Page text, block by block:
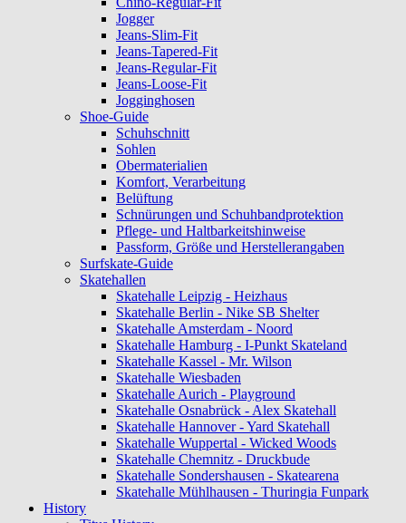
Jogger
Jeans-Slim-Fit
Jeans-Tapered-Fit
Jeans-Regular-Fit
Jeans-Loose-Fit
Jogginghosen
Shoe-Guide
Schuhschnitt
Sohlen
Obermaterialien
Komfort, Verarbeitung
Belüftung
Schnürungen und Schuhbandprotektion
Pflege- und Haltbarkeitshinweise
Passform, Größe und Herstellerangaben
Surfskate-Guide
Skatehallen
Skatehalle Leipzig - Heizhaus
Skatehalle Berlin - Nike SB Shelter
Skatehalle Amsterdam - Noord
Skatehalle Hamburg - I-Punkt Skateland
Skatehalle Kassel - Mr. Wilson
Skatehalle Wiesbaden
Skatehalle Aurich - Playground
Skatehalle Osnabrück - Alex Skatehall
Skatehalle Hannover - Yard Skatehall
Skatehalle Wuppertal - Wicked Woods
Skatehalle Chemnitz - Druckbude
Skatehalle Sondershausen - Skatearena
Skatehalle Mühlhausen - Thuringia Funpark
History